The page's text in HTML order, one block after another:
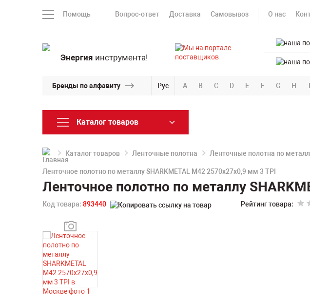
Помощь Вопрос-ответ Доставка Самовывоз О нас
Энергия инструмента!
Бренды по алфавиту Рус A B C D E F G H I
Каталог товаров
Каталог товаров Ленточные полотна Ленточные полотна по
Ленточное полотно по металлу SHARKMETAL M42 2570х27х0,9 мм 3 TPI
Ленточное полотно по металлу
Код товара: 893440 Рейтинг товара: